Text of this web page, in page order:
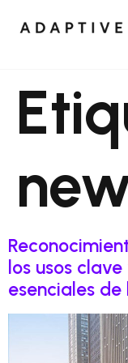
los usos
esenciales de